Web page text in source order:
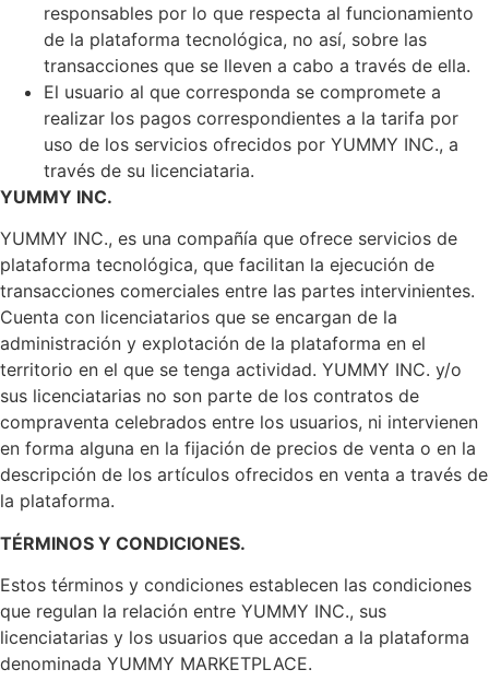
responsables por lo que respecta al funcionamiento
de la plataforma tecnológica, no así, sobre las
transacciones que se lleven a cabo a través de ella.
El usuario al que corresponda se compromete a
realizar los pagos correspondientes a la tarifa por
uso de los servicios ofrecidos por YUMMY INC., a
través de su licenciataria.
YUMMY INC.
YUMMY INC., es una compañía que ofrece servicios de
plataforma tecnológica, que facilitan la ejecución de
transacciones comerciales entre las partes intervinientes.
Cuenta con licenciatarios que se encargan de la
administración y explotación de la plataforma en el
territorio en el que se tenga actividad. YUMMY INC. y/o
sus licenciatarias no son parte de los contratos de
compraventa celebrados entre los usuarios, ni intervienen
en forma alguna en la fijación de precios de venta o en la
descripción de los artículos ofrecidos en venta a través de
la plataforma.
TÉRMINOS Y CONDICIONES.
Estos términos y condiciones establecen las condiciones
que regulan la relación entre YUMMY INC., sus
licenciatarias y los usuarios que accedan a la plataforma
denominada YUMMY MARKETPLACE.